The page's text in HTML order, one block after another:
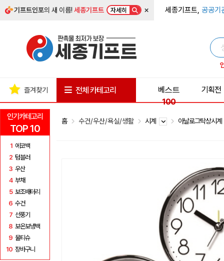
기프트인포의 새 이름!세종기프트 자세히 × 세종기프트, 공공기
인기카테고리
TOP 10
1 에코백
2 텀블러
3 우산
4 부채
5 보조배터리
6 수건
7 선풍기
8 보온보냉백
9 물티슈
10 장바구니
즐겨찾기 전체 카테고리
베스트
100
기획전
홈 수건/우산/욕실/생활 시계 아날로그탁상시